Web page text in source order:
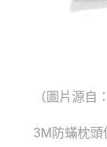
（圖片源自
3M防蟎枕頭